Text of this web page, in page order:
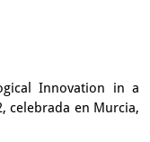
Innovation in a
celebrada en Murcia,